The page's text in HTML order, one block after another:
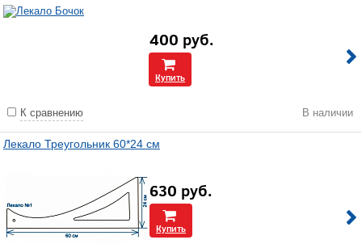
400 руб.
Купить
К сравнению В наличии
Лекало Треугольник 60*24 см
630 руб.
Купить